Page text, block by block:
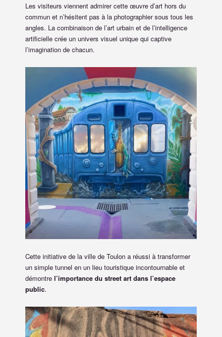
Les visiteurs viennent admirer cette œuvre d’art hors du
commun et n’hésitent pas à la photographier sous tous les
angles. La combinaison de l’art urbain et de l’intelligence
artificielle crée un univers visuel unique qui captive
l’imagination de chacun.
Cette initiative de la ville de Toulon a réussi à transformer
un simple tunnel en un lieu touristique incontournable et
démontre l’importance du street art dans l’espace
public.